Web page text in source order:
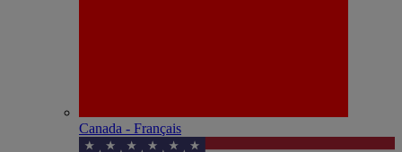
Canada - Français